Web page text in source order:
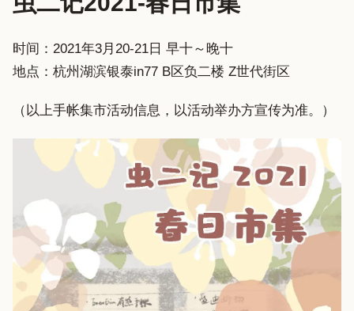
时间：2021年3月20-21日 早十～晚十
地点：杭州湖滨银泰in77 B区负二楼 Z世代街区
（以上手帐集市活动信息，以活动举办方宣传为准。）